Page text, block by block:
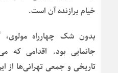
خیام برازنده آن است.
بدون شک چهارراه مولوی،
جانمایی بود. اقدامی که
تاریخی و جمعی تهرانی‌ها از